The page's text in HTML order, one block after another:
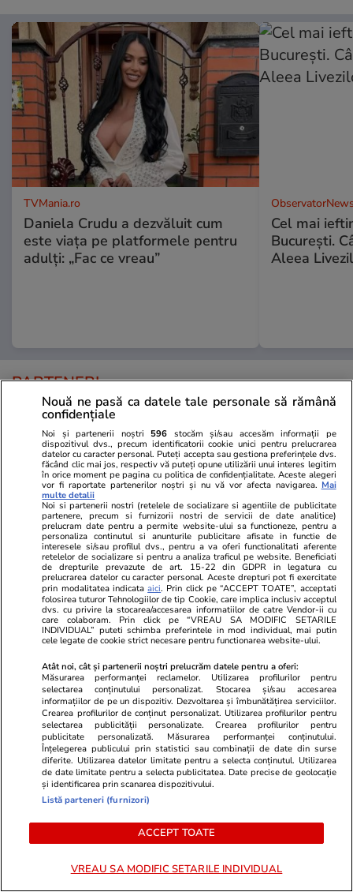
TVMania.ro
Daniela Crudu a dezvăluit cum
este viața pe platformele pentru
adulți: „Fac ce vreau”
Cel mai
Bucureşti.
Aleea
PARTENERI
GSP.ro
Incident neașteptat în direct »
Prezentatoarea TV a arătat mai
mult decât și-ar fi dorit: „Știe ce
face, e cu intenție”
GSP.ro
Fostul
de fraudă
Profit de
Nouă ne pasă ca datele tale personale să rămână
confidențiale
Noi și partenerii noștri 596 stocăm și/sau accesăm informații pe
dispozitivul dvs., precum identificatorii cookie unici pentru prelucrarea
datelor cu caracter personal. Puteți accepta sau gestiona preferințele dvs.
făcând clic mai jos, respectiv vă puteți opune utilizării unui interes legitim
în orice moment pe pagina cu politica de confidențialitate. Aceste alegeri
vor fi raportate partenerilor noștri și nu vă vor afecta navigarea. Mai
multe detalii
Noi si partenerii nostri (retelele de socializare si agentiile de publicitate
partenere, precum si furnizorii nostri de servicii de date analitice)
prelucram date pentru a permite website-ului sa functioneze, pentru a
personaliza continutul si anunturile publicitare afisate in functie de
interesele si/sau profilul dvs., pentru a va oferi functionalitati aferente
retelelor de socializare si pentru a analiza traficul pe website. Beneficiati
de drepturile prevazute de art. 15-22 din GDPR in legatura cu
prelucrarea datelor cu caracter personal. Aceste drepturi pot fi exercitate
prin modalitatea indicataaici. Prin click pe “ACCEPT TOATE”, acceptati
folosirea tuturor Tehnologiilor de tip Cookie, care implica inclusiv acceptul
dvs. cu privire la stocarea/accesarea informatiilor de catre Vendor-ii cu
care colaboram. Prin click pe “VREAU SA MODIFIC SETARILE
INDIVIDUAL” puteti schimba preferintele in mod individual, mai putin
cele legate de cookie strict necesare pentru functionarea website-ului.
Atât noi, cât și partenerii noștri prelucrăm datele pentru a oferi:
Măsurarea performanței reclamelor. Utilizarea profilurilor pentru
selectarea conținutului personalizat. Stocarea și/sau accesarea
informațiilor de pe un dispozitiv. Dezvoltarea și îmbunătățirea serviciilor.
Crearea profilurilor de conținut personalizat. Utilizarea profilurilor pentru
selectarea publicității personalizate. Crearea profilurilor pentru
publicitate personalizată. Măsurarea performanței conținutului.
Înțelegerea publicului prin statistici sau combinații de date din surse
diferite. Utilizarea datelor limitate pentru a selecta conținutul. Utilizarea
de date limitate pentru a selecta publicitatea. Date precise de geolocație
și identificarea prin scanarea dispozitivului.
Listă parteneri (furnizori)
ACCEPT TOATE
VREAU SA MODIFIC SETARILE INDIVIDUAL